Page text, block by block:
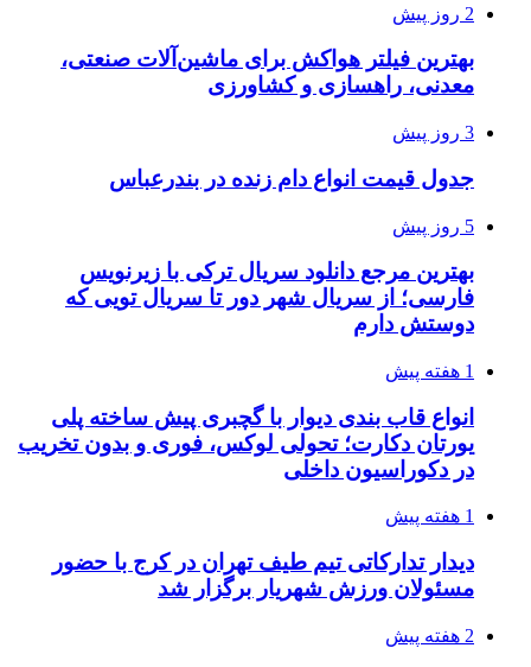
2 روز پیش
بهترین فیلتر هواکش برای ماشین‌آلات صنعتی،
معدنی، راهسازی و کشاورزی
3 روز پیش
جدول قیمت انواع دام زنده در بندرعباس
5 روز پیش
بهترین مرجع دانلود سریال ترکی با زیرنویس
فارسی؛ از سریال شهر دور تا سریال تویی که
دوستش دارم
1 هفته پیش
انواع قاب بندی دیوار با گچبری پیش ساخته پلی
یورتان دکارت؛ تحولی لوکس، فوری و بدون تخریب
در دکوراسیون داخلی
1 هفته پیش
دیدار تدارکاتی تیم طیف تهران در کرج با حضور
مسئولان ورزش شهریار برگزار شد
2 هفته پیش